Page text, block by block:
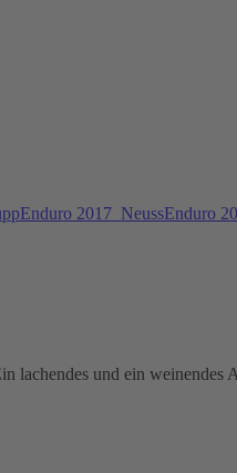
2017 NeussEnduro
und ein weinendes